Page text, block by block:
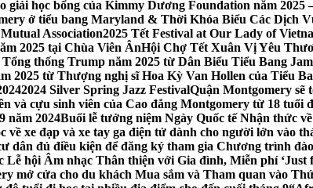
giải học bổng của Kimmy Dương Foundation năm 2025
ở tiểu bang Maryland & Thời Khóa Biểu Các Dịch
Association2025 Tết Festival at Our Lady of
2025 tại Chùa Viên ÂnHội Chợ Tết Xuân Vị Yêu
thống Trump năm 2025 từ Dân Biểu Tiểu Bang
2025 từ Thượng nghị sĩ Hoa Kỳ Van Hollen của Tiểu
2024 Silver Spring Jazz FestivalQuận Montgomery sẽ
và cựu sinh viên của Cao đẳng Montgomery từ 18 tuổi
năm 2024Buổi lễ tưởng niệm Ngày Quốc tế Nhận thức
về xe đạp và xe tay ga điện tử dành cho người lớn vào
đủ điều kiện để đăng ký tham gia Chương trình
hội Âm nhạc Thân thiện với Gia đình, Miễn phí ‘Just
mở cửa cho du khách Mua sắm và Tham quan vào